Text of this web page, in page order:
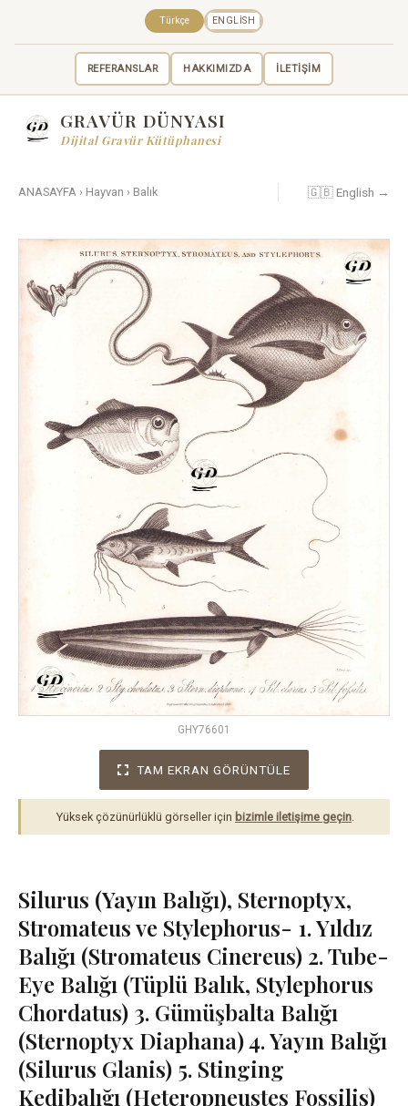
REFERANSLAR HAKKIMIZDA İLETİŞİM
Türkçe ENGLISH
GRAVÜR DÜNYASI
Dijital Gravür Kütüphanesi
ANASAYFA › Hayvan › Balık 🇬🇧 English →
GHY76601
TAM EKRAN GÖRÜNTÜLE
Yüksek çözünürlüklü görseller için bizimle iletişime geçin.
Silurus (Yayın Balığı), Sternoptyx,
Stromateus ve Stylephorus- 1. Yıldız
Balığı (Stromateus Cinereus) 2. Tube-
Eye Balığı (Tüplü Balık, Stylephorus
Chordatus) 3. Gümüşbalta Balığı
(Sternoptyx Diaphana) 4. Yayın Balığı
(Silurus Glanis) 5. Stinging
Kedibalığı (Heteropneustes Fossilis)